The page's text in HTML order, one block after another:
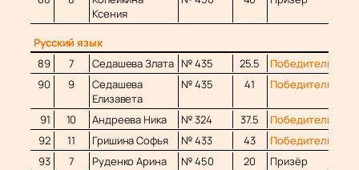
Ксения
Русский язык
89
7 Седашева Злата № 435 25.5
Победитель
90
9
Седашева
Елизавета
№ 435 41 Победитель
91 10 Андреева Ника № 324 37.5
Победитель
92
11 Гришина Софья № 433 43
Победитель
93
7 Руденко Арина № 450 20
Призёр